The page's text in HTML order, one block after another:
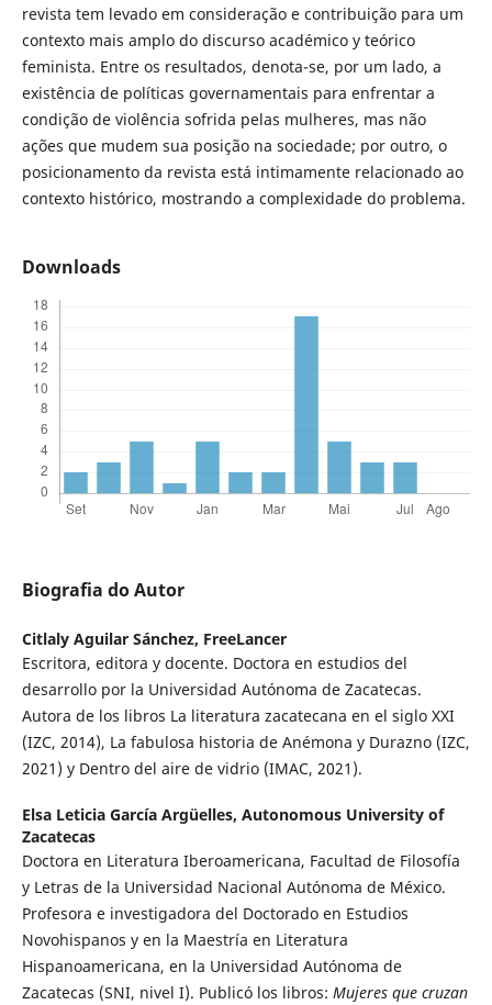
revista tem levado em consideração e contribuição para um
contexto mais amplo do discurso académico y teórico
feminista. Entre os resultados, denota-se, por um lado, a
existência de políticas governamentais para enfrentar a
condição de violência sofrida pelas mulheres, mas não
ações que mudem sua posição na sociedade; por outro, o
posicionamento da revista está intimamente relacionado ao
contexto histórico, mostrando a complexidade do problema.
Downloads
Biografia do Autor
Citlaly Aguilar Sánchez, FreeLancer
Escritora, editora y docente. Doctora en estudios del
desarrollo por la Universidad Autónoma de Zacatecas.
Autora de los libros La literatura zacatecana en el siglo XXI
(IZC, 2014), La fabulosa historia de Anémona y Durazno (IZC,
2021) y Dentro del aire de vidrio (IMAC, 2021).
Elsa Leticia García Argüelles, Autonomous University of
Zacatecas
Doctora en Literatura Iberoamericana, Facultad de Filosofía
y Letras de la Universidad Nacional Autónoma de México.
Profesora e investigadora del Doctorado en Estudios
Novohispanos y en la Maestría en Literatura
Hispanoamericana, en la Universidad Autónoma de
Zacatecas (SNI, nivel I). Publicó los libros: Mujeres que cruzan